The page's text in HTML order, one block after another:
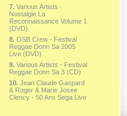
7. Various Artists -
Nostalgie La
Reconnaissance Volume 1
(DVD)
8. OSB Crew - Festival
Reggae Donn Sa 2005
Live (DVD)
9. Various Artists - Festival
Reggae Donn Sa 3 (CD)
10. Jean Claude Gaspard
& Roger & Marie Josee
Clency - 50 Ans Sega Live